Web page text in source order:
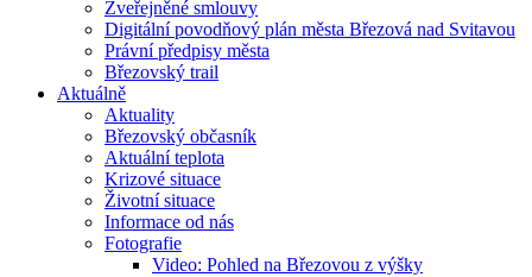
Zveřejněné smlouvy
Digitální povodňový plán města Březová nad Svitavou
Právní předpisy města
Březovský trail
Aktuálně
Aktuality
Březovský občasník
Aktuální teplota
Krizové situace
Životní situace
Informace od nás
Fotografie
Video: Pohled na Březovou z výšky